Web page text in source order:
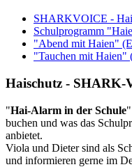
SHARKVOICE -
Schulprogramm
"Abend mit Haien"
"Tauchen mit Haien"
Haischutz - SHARK-
"Hai-Alarm in der Schule
buchen und was das
anbietet.
Viola und Dieter sind als
und informieren gerne im